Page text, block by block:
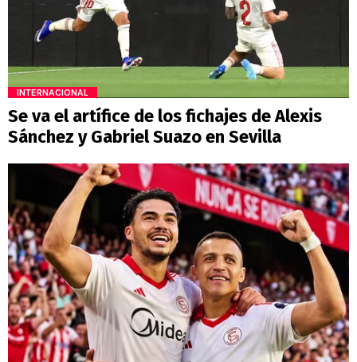
INTERNACIONAL
Se va el artífice de los fichajes de Alexis
Sánchez y Gabriel Suazo en Sevilla